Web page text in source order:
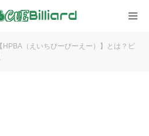
【HPBA（えいちぴーびーえー）】とは？ビ